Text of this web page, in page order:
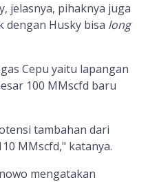
jelasnya, pihaknya juga
Husky bisa long
Cepu yaitu lapangan
100 MMscfd baru
tambahan dari
MMscfd," katanya.
mengatakan